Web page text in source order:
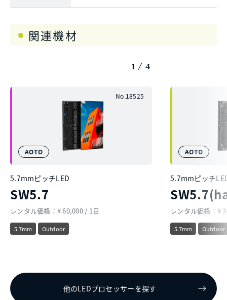
関連機材
No.18525
AOTO
5.7mmピッチLED
SW5.7
レンタル価格：¥ 60,000 / 1日
5.7mm Outdoor
AOTO
5.7mmピッチ
レンタル価格：¥
5.7mm Outdoor
1 4
他のLEDプロセッサーを探す